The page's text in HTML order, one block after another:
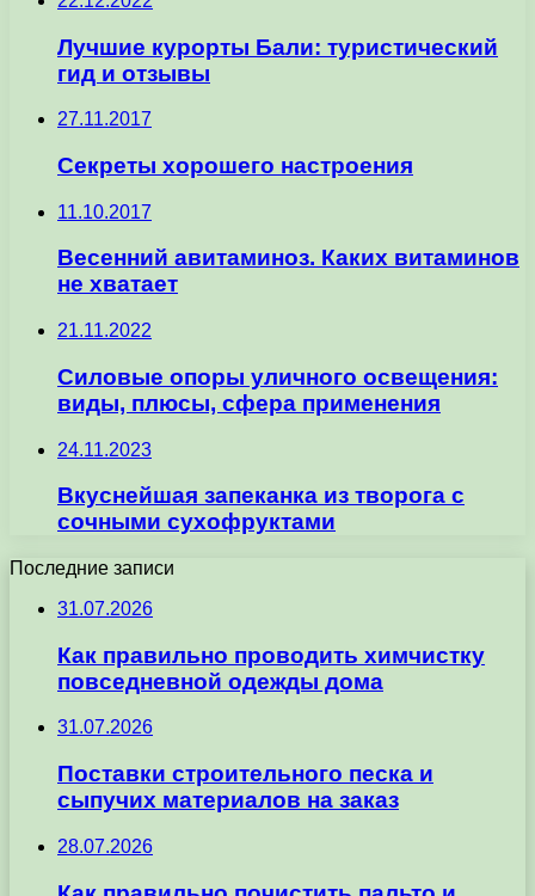
Лучшие курорты Бали: туристический
гид и отзывы
27.11.2017
Секреты хорошего настроения
11.10.2017
Весенний авитаминоз. Каких витаминов
не хватает
21.11.2022
Силовые опоры уличного освещения:
виды, плюсы, сфера применения
24.11.2023
Вкуснейшая запеканка из творога с
сочными сухофруктами
Последние записи
31.07.2026
Как правильно проводить химчистку
повседневной одежды дома
31.07.2026
Поставки строительного песка и
сыпучих материалов на заказ
28.07.2026